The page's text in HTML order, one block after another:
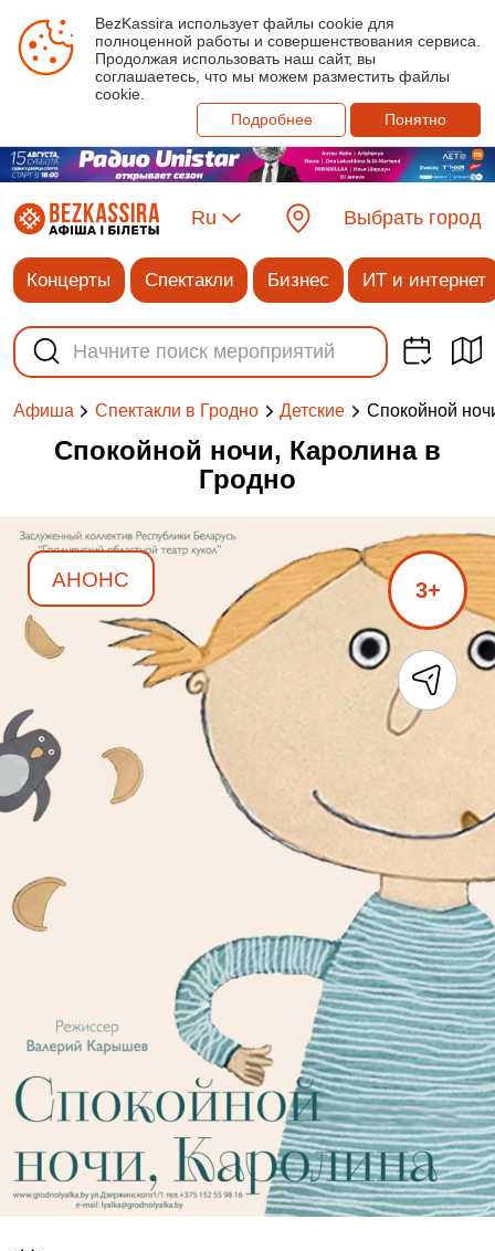
BezKassira использует файлы cookie для
полноценной работы и совершенствования сервиса.
Продолжая использовать наш сайт, вы
соглашаетесь, что мы можем разместить файлы
cookie.
Подробнее
Понятно
Ru Выбрать город
Концерты Спектакли Бизнес ИТ и интернет
Афиша Спектакли в Гродно Детские Спокойной
Спокойной ночи, Каролина в
Гродно
АНОНС 3+